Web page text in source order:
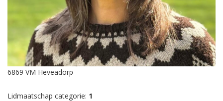
6869 VM Heveadorp
Lidmaatschap categorie: 1